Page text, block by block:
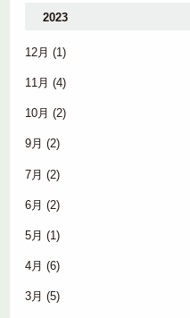
2023
12月 (1)
11月 (4)
10月 (2)
9月 (2)
7月 (2)
6月 (2)
5月 (1)
4月 (6)
3月 (5)